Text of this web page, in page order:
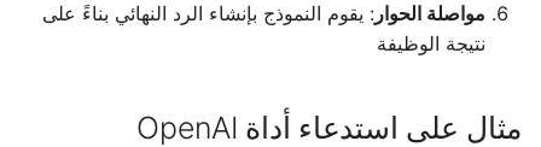
مواصلة الحوار : يقوم النموذج بإنشاء الرد النهائي بناءً على
نتيجة الوظيفة
مثال على استدعاء أداة OpenAI